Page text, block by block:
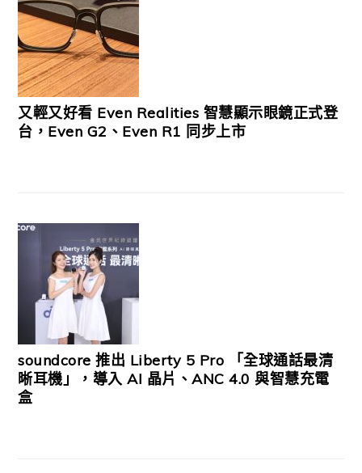
又輕又好看 Even Realities 智慧顯示眼鏡正式登
台，Even G2、Even R1 同步上市
soundcore 推出 Liberty 5 Pro 「全球通話最清
晰耳機」，導入 AI 晶片、ANC 4.0 與智慧充電
盒